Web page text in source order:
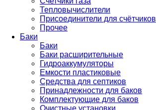
Тепловычислители
Присоединители для счётчиков
Прочее
Баки
Баки
Баки расширительные
Гидроаккумуляторы
Емкости пластиковые
Средства для септиков
Принадлежности для баков
Комплектующие для баков